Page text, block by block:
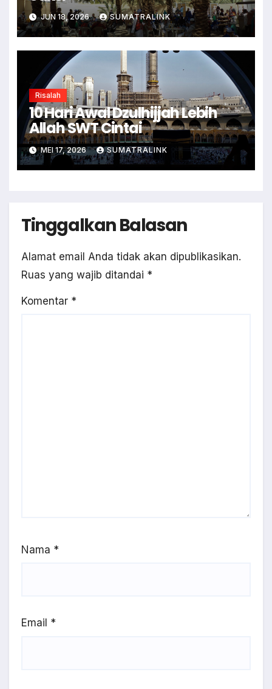
JUN 18, 2026 SUMATRALINK
Risalah
10 Hari Awal Dzulhijjah Lebih
Allah SWT Cintai
MEI 17, 2026 SUMATRALINK
Tinggalkan Balasan
Alamat email Anda tidak akan dipublikasikan.
Ruas yang wajib ditandai *
Komentar *
Nama *
Email *